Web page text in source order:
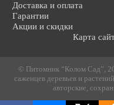
Доставка и оплата
Гарантии
Акции и скидки
Карта
© Питомник “Колом Сад”,
саженцев деревьев и
авторские,